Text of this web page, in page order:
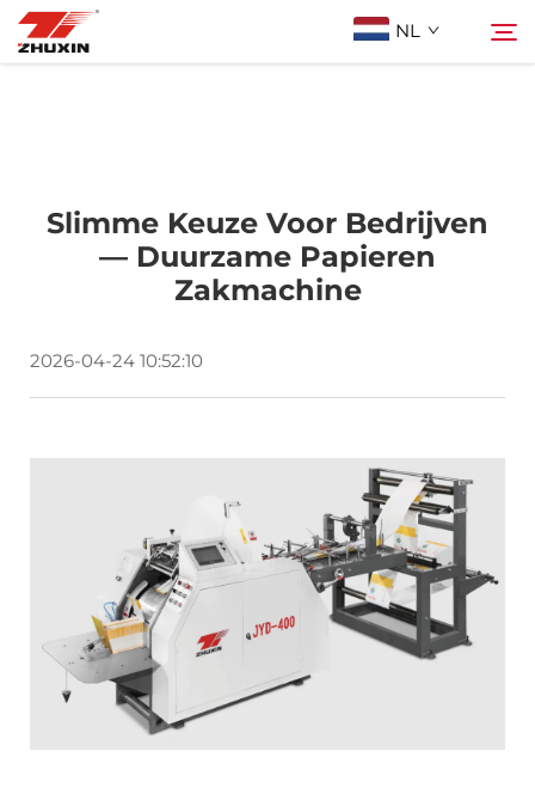
NL
Toepassingen
Nieuws
Slimme Keuze Voor Bedrijven
— Duurzame Papieren
Zakmachine
2026-04-24 10:52:10